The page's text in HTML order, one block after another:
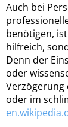
Auch bei
benötigen,
hilfreich,
Denn der
oder
oder im